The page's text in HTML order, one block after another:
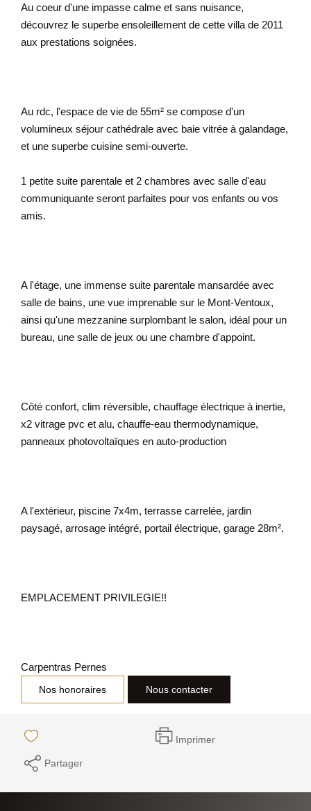
Au coeur d'une impasse calme et sans nuisance,
découvrez le superbe ensoleillement de cette villa de 2011
aux prestations soignées.
Au rdc, l'espace de vie de 55m² se compose d'un
volumineux séjour cathédrale avec baie vitrée à galandage,
et une superbe cuisine semi-ouverte.
1 petite suite parentale et 2 chambres avec salle d'eau
communiquante seront parfaites pour vos enfants ou vos
amis.
A l'étage, une immense suite parentale mansardée avec
salle de bains, une vue imprenable sur le Mont-Ventoux,
ainsi qu'une mezzanine surplombant le salon, idéal pour un
bureau, une salle de jeux ou une chambre d'appoint.
Côté confort, clim réversible, chauffage électrique à inertie,
x2 vitrage pvc et alu, chauffe-eau thermodynamique,
panneaux photovoltaïques en auto-production
A l'extérieur, piscine 7x4m, terrasse carrelée, jardin
paysagé, arrosage intégré, portail électrique, garage 28m².
EMPLACEMENT PRIVILEGIE!!
Carpentras Pernes
Nos honoraires Nous contacter
Imprimer
Partager